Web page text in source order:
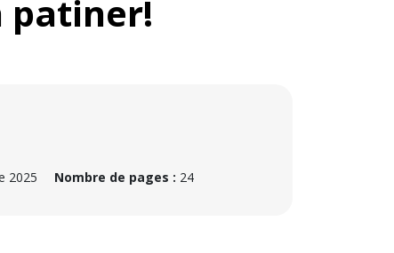
patiner!
2025 Nombre de pages : 24